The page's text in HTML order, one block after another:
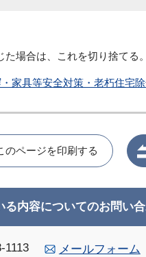
場合は、これを切り捨てる。
家具等安全対策・老朽住宅除
のページを印刷する
る内容についてのお問い
1113
メールフォーム